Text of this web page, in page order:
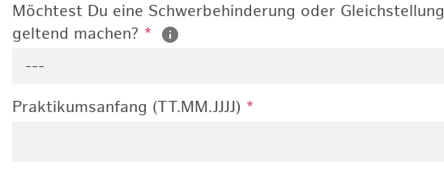
Möchtest Du eine Schwerbehinderung oder Gleichstellung
geltend machen? *
---
Praktikumsanfang (TT.MM.JJJJ) *